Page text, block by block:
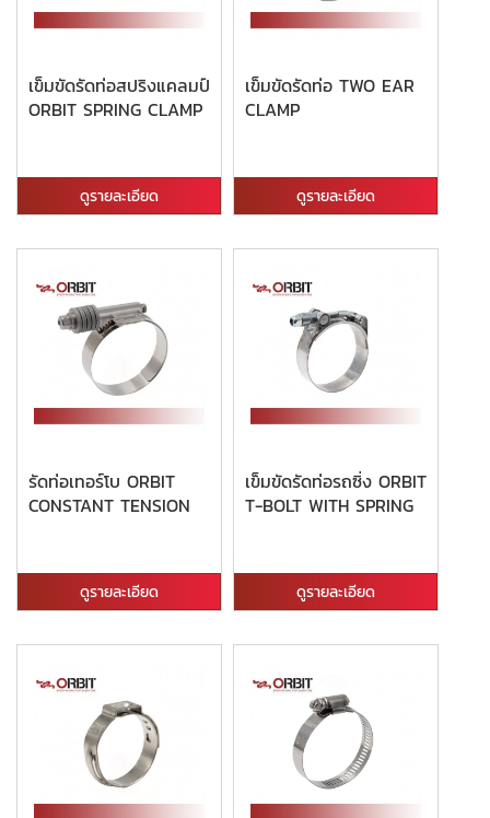
เข็มขัดรัดท่อสปริงแคลมป์
ORBIT SPRING CLAMP
ดูรายละเอียด
เข็มขัดรัดท่อ TWO EAR
CLAMP
ดูรายละเอียด
รัดท่อเทอร์โบ ORBIT
CONSTANT TENSION
ดูรายละเอียด
เข็มขัดรัดท่อรถซิ่ง ORBIT
T-BOLT WITH SPRING
ดูรายละเอียด